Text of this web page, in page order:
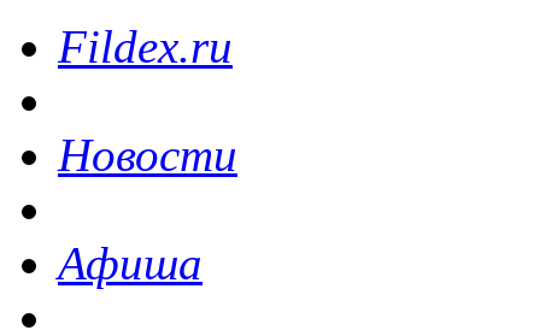
Fildex.ru
Новости
Афиша